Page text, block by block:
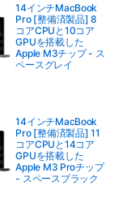
14インチMacBook
Pro [整備済製品] 8
コアCPUと10コア
GPUを搭載した
Apple M3チップ - ス
ペースグレイ
14インチMacBook
Pro [整備済製品] 11
コアCPUと14コア
GPUを搭載した
Apple M3 Proチップ
- スペースブラック